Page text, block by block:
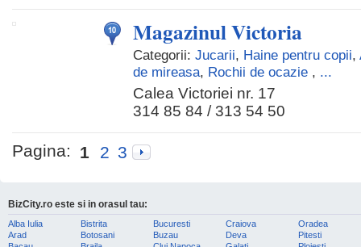
Magazinul Victoria
Categorii: Jucarii, Haine pentru copii,
de mireasa, Rochii de ocazie , ...
Calea Victoriei nr. 17
314 85 84 / 313 54 50
Pagina: 1 2 3
BizCity.ro este si in orasul tau:
Alba Iulia
Arad
Bistrita
Botosani
Bucuresti
Buzau
Craiova
Deva
Oradea
Pitesti